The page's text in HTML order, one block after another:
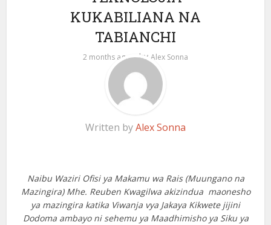
KUKABILIANA NA
TABIANCHI
2 months ago by Alex Sonna
Written byAlex Sonna
Naibu Waziri Ofisi ya Makamu wa Rais (Muungano na
Mazingira) Mhe. Reuben Kwagilwa akizindua maonesho
ya mazingira katika Viwanja vya Jakaya Kikwete jijini
Dodoma ambayo ni sehemu ya Maadhimisho ya Siku ya